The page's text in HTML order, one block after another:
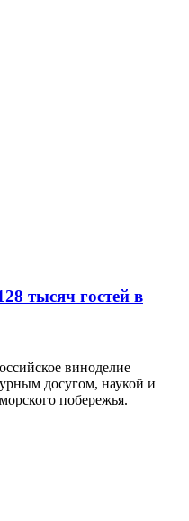
тысяч гостей в
виноделие
досугом, наукой и
побережья.